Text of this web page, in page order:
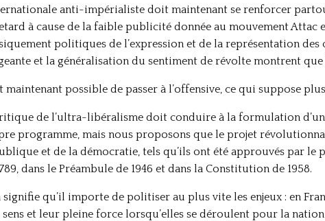
anti-impérialiste doit maintenant se renforcer
à cause de la faible publicité donnée au mouvement
politiques de l’expression et de la représentation
et la généralisation du sentiment de révolte montrent que
maintenant possible de passer à l’offensive, ce qui suppose
de l’ultra-libéralisme doit conduire à la formulation
programme, mais nous proposons que le projet
et de la démocratie, tels qu’ils ont été approuvés par
dans le Préambule de 1946 et dans la Constitution de 1958.
signifie qu’il importe de politiser au plus vite les enjeux : en
et leur pleine force lorsqu’elles se déroulent pour la